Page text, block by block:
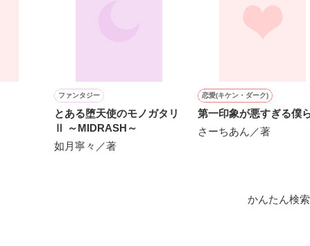
ファンタジー
とある堕天使のモノガタリ
Ⅱ ～MIDRASH～
如月寧々／著
恋愛(キケン・ダーク)
第一印象が悪すぎる僕
さーちあん／著
かんたん検